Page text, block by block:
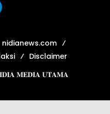
nidianews.com
Disclaimer
𝐍𝐈𝐃𝐈𝐀 𝐌𝐄𝐃𝐈𝐀 𝐔𝐓𝐀𝐌𝐀